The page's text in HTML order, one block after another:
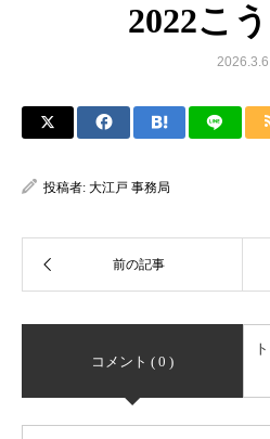
2022こ
2026.3.6
投稿者: 大江戸 事務局
コメント ( 0 )